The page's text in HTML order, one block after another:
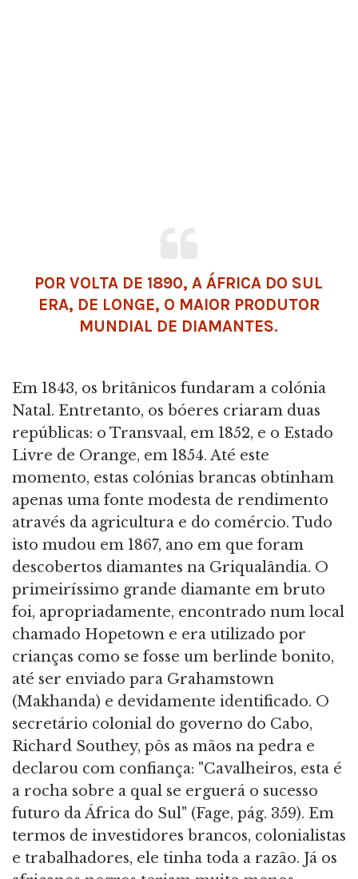
POR VOLTA DE 1890, A ÁFRICA DO SUL
ERA, DE LONGE, O MAIOR PRODUTOR
MUNDIAL DE DIAMANTES.
Em 1843, os britânicos fundaram a colónia
Natal. Entretanto, os bóeres criaram duas
repúblicas: o Transvaal, em 1852, e o Estado
Livre de Orange, em 1854. Até este
momento, estas colónias brancas obtinham
apenas uma fonte modesta de rendimento
através da agricultura e do comércio. Tudo
isto mudou em 1867, ano em que foram
descobertos diamantes na Griqualândia. O
primeiríssimo grande diamante em bruto
foi, apropriadamente, encontrado num local
chamado Hopetown e era utilizado por
crianças como se fosse um berlinde bonito,
até ser enviado para Grahamstown
(Makhanda) e devidamente identificado. O
secretário colonial do governo do Cabo,
Richard Southey, pôs as mãos na pedra e
declarou com confiança: "Cavalheiros, esta é
a rocha sobre a qual se erguerá o sucesso
futuro da África do Sul" (Fage, pág. 359). Em
termos de investidores brancos, colonialistas
e trabalhadores, ele tinha toda a razão. Já os